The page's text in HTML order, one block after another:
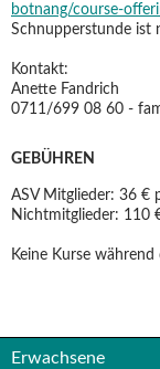
botnang/course-
Schnupperstunde ist
Kontakt:
Anette Fandrich
0711/699 08 60 -
GEBÜHREN
ASV Mitglieder: 36 €
Nichtmitglieder: 110
Keine Kurse
Erwachsene